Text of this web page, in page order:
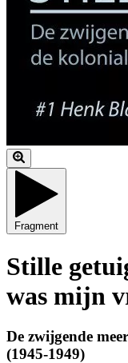
Fragment
Stille
was mijn
De zwijgende
(1945-1949)